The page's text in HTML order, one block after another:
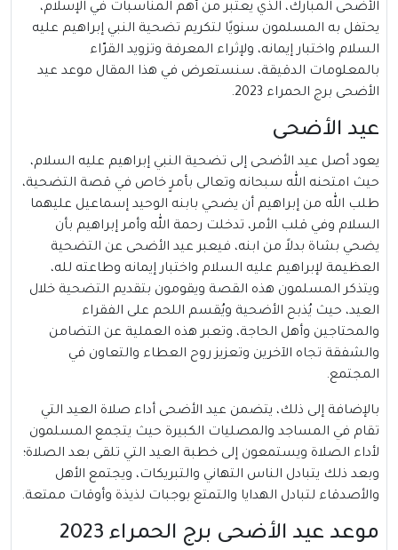
الأضحى المبارك، الذي يعتبر من أهم المناسبات في الإسلام،
يحتفل به المسلمون سنويًا لتكريم تضحية النبي إبراهيم عليه
السلام واختبار إيمانه، ولإثراء المعرفة وتزويد القرّاء
بالمعلومات الدقيقة، سنستعرض في هذا المقال موعد عيد
الأضحى برج الحمراء 2023.
عيد الأضحى
يعود أصل عيد الأضحى إلى تضحية النبي إبراهيم عليه السلام،
حيث امتحنه الله سبحانه وتعالى بأمرٍ خاص في قصة التضحية،
طلب الله من إبراهيم أن يضحي بابنه الوحيد إسماعيل عليهما
السلام وفي قلب الأمر، تدخلت رحمة الله وأمر إبراهيم بأن
يضحي بشاة بدلاً من ابنه، فيعبر عيد الأضحى عن التضحية
العظيمة لإبراهيم عليه السلام واختبار إيمانه وطاعته لله،
ويتذكر المسلمون هذه القصة ويقومون بتقديم التضحية خلال
العيد، حيث يُذبح الأضحية ويُقسم اللحم على الفقراء
والمحتاجين وأهل الحاجة، وتعبر هذه العملية عن التضامن
والشفقة تجاه الآخرين وتعزيز روح العطاء والتعاون في
المجتمع.
بالإضافة إلى ذلك، يتضمن عيد الأضحى أداء صلاة العيد التي
تقام في المساجد والمصليات الكبيرة حيث يتجمع المسلمون
لأداء الصلاة ويستمعون إلى خطبة العيد التي تلقى بعد الصلاة؛
وبعد ذلك يتبادل الناس التهاني والتبريكات، ويجتمع الأهل
والأصدقاء لتبادل الهدايا والتمتع بوجبات لذيذة وأوقات ممتعة.
موعد عيد الأضحى برج الحمراء 2023